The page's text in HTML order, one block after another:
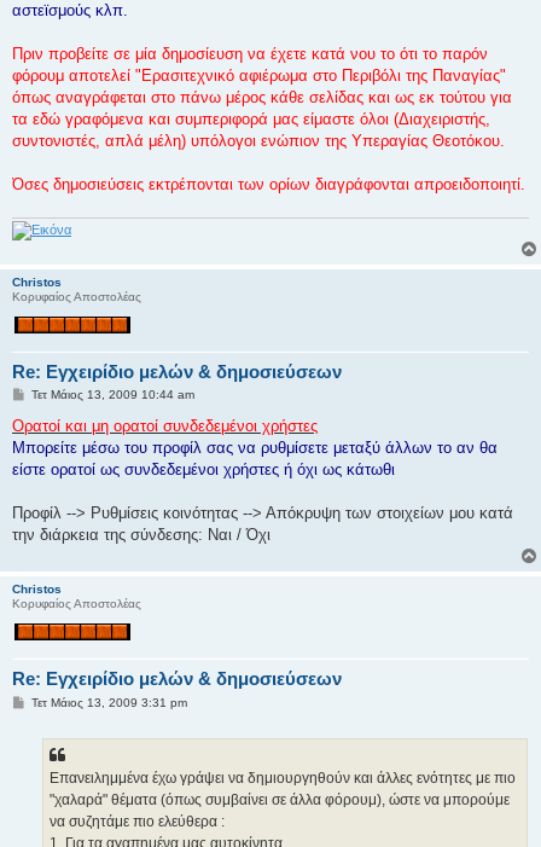
αστεϊσμούς κλπ.
Πριν προβείτε σε μία δημοσίευση να έχετε κατά νου το ότι το παρόν
φόρουμ αποτελεί "Ερασιτεχνικό αφιέρωμα στο Περιβόλι της Παναγίας"
όπως αναγράφεται στο πάνω μέρος κάθε σελίδας και ως εκ τούτου για
τα εδώ γραφόμενα και συμπεριφορά μας είμαστε όλοι (Διαχειριστής,
συντονιστές, απλά μέλη) υπόλογοι ενώπιον της Υπεραγίας Θεοτόκου.
Όσες δημοσιεύσεις εκτρέπονται των ορίων διαγράφονται απροειδοποιητί.
Christos
Κορυφαίος Αποστολέας
Re: Εγχειρίδιο μελών & δημοσιεύσεων
Δ
μ
ο
σ
ί
σ
Τετ Μάιος 13, 2009 10:44 am
Ορατοί και μη ορατοί συνδεδεμένοι χρήστες
Μπορείτε μέσω του προφίλ σας να ρυθμίσετε μεταξύ άλλων το αν θα
είστε ορατοί ως συνδεδεμένοι χρήστες ή όχι ως κάτωθι
Προφίλ --> Ρυθμίσεις κοινότητας --> Απόκρυψη των στοιχείων μου κατά
την διάρκεια της σύνδεσης: Ναι / Όχι
Christos
Κορυφαίος Αποστολέας
Re: Εγχειρίδιο μελών & δημοσιεύσεων
ΔΤετ Μάιος 13, 2009 3:31 pm
Επανειλημμένα έχω γράψει να δημιουργηθούν και άλλες ενότητες με πιο
"χαλαρά" θέματα (όπως συμβαίνει σε άλλα φόρουμ), ώστε να μπορούμε
να συζητάμε πιο ελεύθερα :